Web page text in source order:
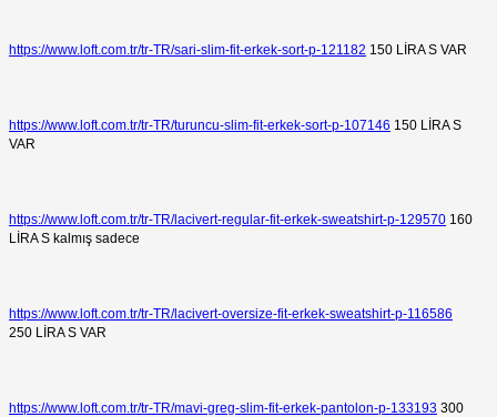
https://www.loft.com.tr/tr-TR/sari-slim-fit-erkek-sort-p-121182 150 LİRA S VAR
https://www.loft.com.tr/tr-TR/turuncu-slim-fit-erkek-sort-p-107146 150 LİRA S
VAR
https://www.loft.com.tr/tr-TR/lacivert-regular-fit-erkek-sweatshirt-p-129570 160
LİRA S kalmış sadece
https://www.loft.com.tr/tr-TR/lacivert-oversize-fit-erkek-sweatshirt-p-116586
250 LİRA S VAR
https://www.loft.com.tr/tr-TR/mavi-greg-slim-fit-erkek-pantolon-p-133193 300